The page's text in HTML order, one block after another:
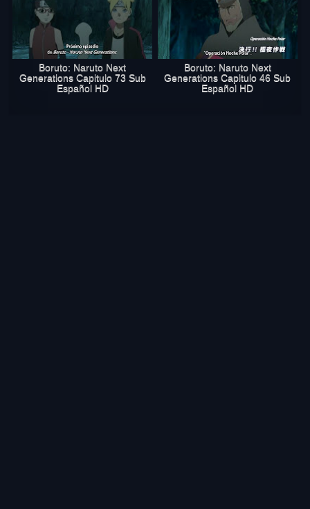
Boruto: Naruto Next
Generations Capitulo 73 Sub
Español HD
Boruto: Naruto Next
Generations Capitulo 46 Sub
Español HD